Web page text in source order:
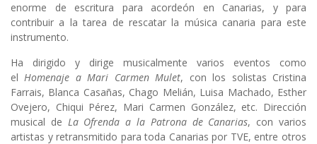
enorme de escritura para acordeón en Canarias, y para
contribuir a la tarea de rescatar la música canaria para este
instrumento.
Ha dirigido y dirige musicalmente varios eventos como
el Homenaje a Mari Carmen Mulet, con los solistas Cristina
Farrais, Blanca Casañas, Chago Melián, Luisa Machado, Esther
Ovejero, Chiqui Pérez, Mari Carmen González, etc. Dirección
musical de La Ofrenda a la Patrona de Canarias, con varios
artistas y retransmitido para toda Canarias por TVE, entre otros